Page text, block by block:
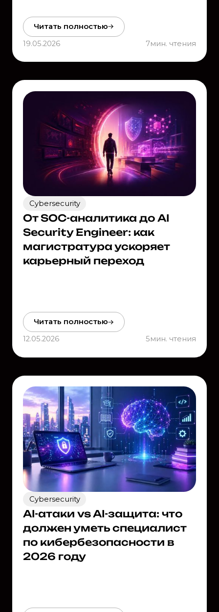
Читать полностью
19.05.2026
7мин. чтения
Cybersecurity
От SOC-аналитика до AI
Security Engineer: как
магистратура ускоряет
карьерный переход
Читать полностью
12.05.2026
5мин. чтения
Cybersecurity
AI-атаки vs AI-защита: что
должен уметь специалист
по кибербезопасности в
2026 году